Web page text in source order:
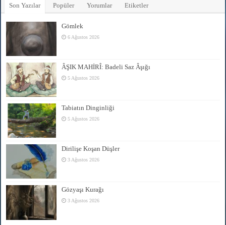
Son Yazılar Popüler Yorumlar Etiketler
Gömlek
6 Ağustos 2026
ÂŞIK MAHİRÎ: Badeli Saz Âşığı
5 Ağustos 2026
Tabiatın Dinginliği
5 Ağustos 2026
Dirilişe Koşan Düşler
3 Ağustos 2026
Gözyaşı Kurağı
3 Ağustos 2026